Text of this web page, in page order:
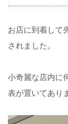
お店に到着して
されました。
小奇麗な店内に
表が置いてあり